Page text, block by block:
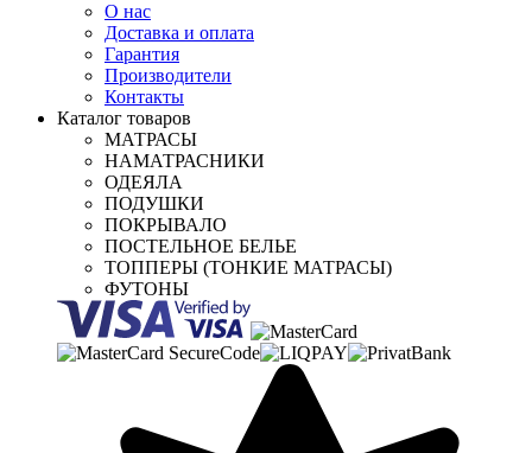
О нас
Доставка и оплата
Гарантия
Производители
Контакты
Каталог товаров
МАТРАСЫ
НАМАТРАСНИКИ
ОДЕЯЛА
ПОДУШКИ
ПОКРЫВАЛО
ПОСТЕЛЬНОЕ БЕЛЬЕ
ТОППЕРЫ (ТОНКИЕ МАТРАСЫ)
ФУТОНЫ